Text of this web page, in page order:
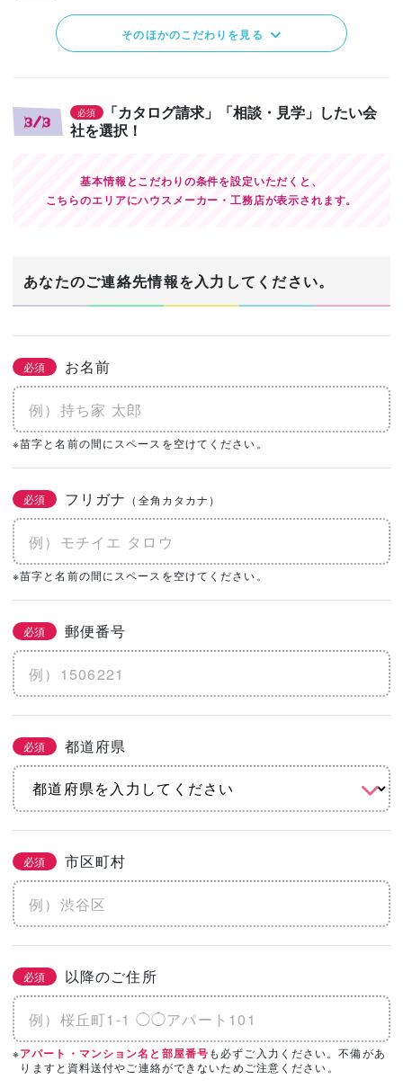
そのほかのこだわりを見る
3/3
必須
「カタログ請求」「相談・見学」したい会
社を選択！
基本情報とこだわりの条件を設定いただくと、
こちらのエリアにハウスメーカー・工務店が表示されます。
あなたのご連絡先情報を入力してください。
必須 お名前
※苗字と名前の間にスペースを空けてください。
必須 フリガナ （全角カタカナ）
※苗字と名前の間にスペースを空けてください。
必須 郵便番号
必須 都道府県
必須 市区町村
必須 以降のご住所
※アパート・マンション名と部屋番号も必ずご入力ください。不備があ
りますと資料送付やご連絡ができないためご注意ください。